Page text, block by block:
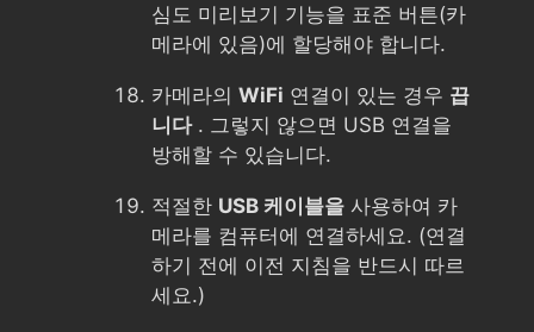
심도 미리보기 기능을 표준 버튼(카
메라에 있음)에 할당해야 합니다.
카메라의 WiFi 연결이 있는 경우 끕
니다. 그렇지 않으면 USB 연결을
방해할 수 있습니다.
적절한 USB 케이블을 사용하여 카
메라를 컴퓨터에 연결하세요. (연결
하기 전에 이전 지침을 반드시 따르
세요.)